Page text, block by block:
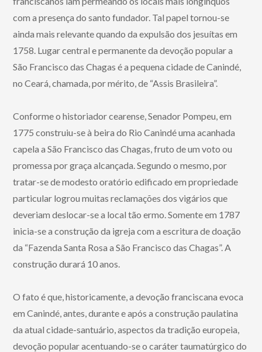
com a presença do santo fundador. Tal papel tornou-se
ainda mais relevante quando da expulsão dos jesuítas em
1758. Lugar central e permanente da devoção popular a
São Francisco das Chagas é a pequena cidade de Canindé,
no Ceará, chamada, por mérito, de “Assis Brasileira”.
Conforme o historiador cearense, Senador Pompeu, em
1775 construiu-se à beira do Rio Canindé uma acanhada
capela a São Francisco das Chagas, fruto de um voto ou
promessa por graça alcançada. Segundo o mesmo, por
tratar-se de modesto oratório edificado em propriedade
particular logrou muitas reclamações dos vigários que
deveriam deslocar-se a local tão ermo. Somente em 1787
inicia-se a construção da igreja com a escritura de doação
da “Fazenda Santa Rosa a São Francisco das Chagas”. A
construção durará 10 anos.
O fato é que, historicamente, a devoção franciscana evoca
em Canindé, antes, durante e após a construção paulatina
da atual cidade-santuário, aspectos da tradição europeia,
devoção popular acentuando-se o caráter taumatúrgico do